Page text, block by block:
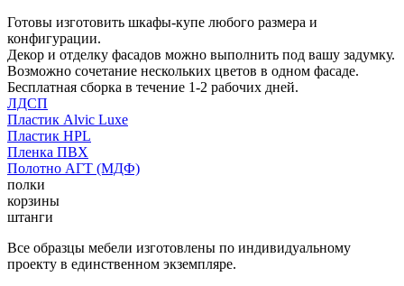
Готовы изготовить шкафы-купе любого размера и
конфигурации.
Декор и отделку фасадов можно выполнить под вашу задумку.
Возможно сочетание нескольких цветов в одном фасаде.
Бесплатная сборка в течение 1-2 рабочих дней.
ЛДСП
Пластик Alvic Luxe
Пластик HPL
Пленка ПВХ
Полотно АГТ (МДФ)
полки
корзины
штанги
Все образцы мебели изготовлены по индивидуальному
проекту в единственном экземпляре.